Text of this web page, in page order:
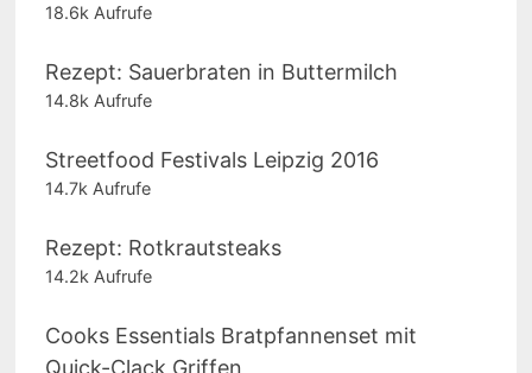
18.6k Aufrufe
Rezept: Sauerbraten in Buttermilch
14.8k Aufrufe
Streetfood Festivals Leipzig 2016
14.7k Aufrufe
Rezept: Rotkrautsteaks
14.2k Aufrufe
Cooks Essentials Bratpfannenset mit
Quick-Clack Griffen